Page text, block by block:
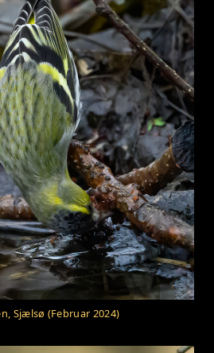
Sjælsø (Februar 2024)